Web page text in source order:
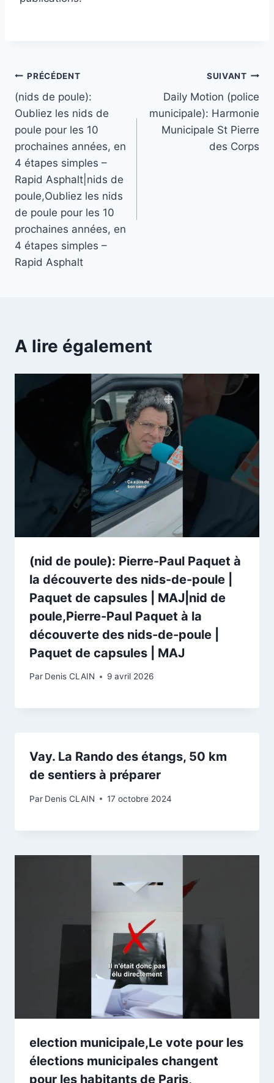
Navigation
de
l’article
PRÉCÉDENT
(nids de poule):
Oubliez les nids de
poule pour les 10
prochaines années, en
4 étapes simples –
Rapid Asphalt|nids de
poule,Oubliez les nids
de poule pour les 10
prochaines années, en
4 étapes simples –
Rapid Asphalt
SUIVANT
Daily Motion (police
municipale): Harmonie
Municipale St Pierre
des Corps
A lire également
(nid de poule): Pierre-Paul Paquet à
la découverte des nids-de-poule |
Paquet de capsules | MAJ|nid de
poule,Pierre-Paul Paquet à la
découverte des nids-de-poule |
Paquet de capsules | MAJ
Par Denis CLAIN 9 avril 2026
Vay. La Rando des étangs, 50 km
de sentiers à préparer
Par Denis CLAIN 17 octobre 2024
election municipale,Le vote pour les
élections municipales changent
pour les habitants de Paris,